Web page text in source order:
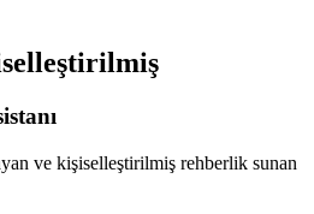
ve kişiselleştirilmiş rehberlik sunan